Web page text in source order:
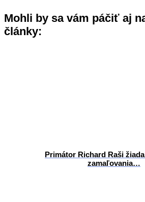
Mohli by sa vám páčiť aj
články:
Primátor Richard Raši
zamaľovania…